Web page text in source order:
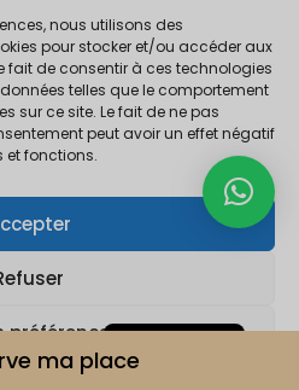
nous utilisons des
pour stocker et/ou accéder aux
fait de consentir à ces technologies
telles que le comportement
sur ce site. Le fait de ne pas
peut avoir un effet négatif
et fonctions.
préférences
ma place
Durance, qui a sauvé
et de la sécheresse.
Longchamp mesure
L’eau jaillit en cascades
grands bassins. La
symbolise la
deux autres femmes
de la terre : le blé (la
(la vendange), sur un
de Camargue. Le
un lieu hautement